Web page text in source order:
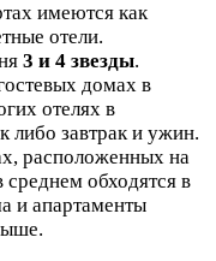
имеются как
отели.
3 и 4 звезды.
домах в
отелях в
либо завтрак и ужин.
расположенных на
обходятся в
и апартаменты